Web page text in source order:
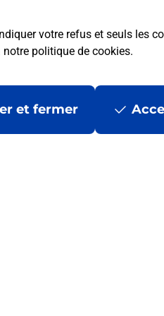
votre refus et seuls les
notre politique de cookies.
et fermer